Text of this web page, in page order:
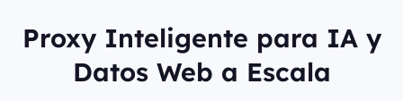
Proxy Inteligente para IA y
Datos Web a Escala